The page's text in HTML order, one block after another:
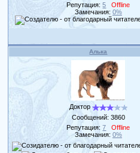
Репутация:5
Offline
Замечания: 0%
Алька
Доктор
Сообщений: 3860
Репутация:7
Offline
Замечания: 0%